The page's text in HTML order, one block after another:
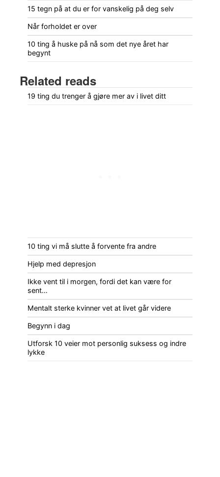
15 tegn på at du er for vanskelig på deg selv
Når forholdet er over
10 ting å huske på nå som det nye året har
begynt
Related reads
19 ting du trenger å gjøre mer av i livet ditt
10 ting vi må slutte å forvente fra andre
Hjelp med depresjon
Ikke vent til i morgen, fordi det kan være for
sent…
Mentalt sterke kvinner vet at livet går videre
Begynn i dag
Utforsk 10 veier mot personlig suksess og indre
lykke